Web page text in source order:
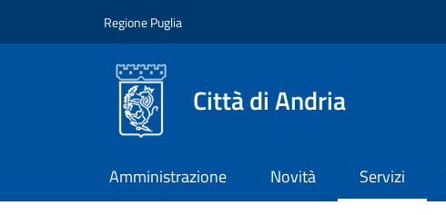
Regione Puglia
Città di Andria
Amministrazione Novità Servizi